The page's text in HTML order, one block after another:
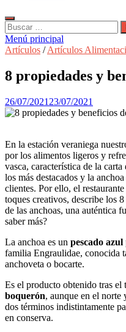
Buscar:
Menú principal
Artículos /Artículos
8 propiedades y
26/07/2021 23/07/2021
En la estación veraniega
por los alimentos ligeros y
vasca, característica de la
los más destacados y la
clientes. Por ello, el
toques creativos, describe los
de las anchoas, una auténtica
saber más?
La anchoa es un pescado azul
familia Engraulidae, conocida
anchoveta o bocarte.
Es el producto obtenido tras el
boquerón, aunque en el norte
dos términos indistintamente
en conserva.